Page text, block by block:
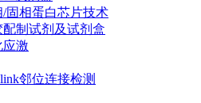
/固相蛋白芯片技术
配制试剂及试剂盒
应激
邻位连接检测